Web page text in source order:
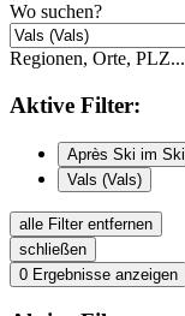
Wo suchen?
Regionen, Orte, PLZ...
Aktive Filter:
Vals (Vals)
alle Filter entfernen
schließen
0 Ergebnisse anzeigen